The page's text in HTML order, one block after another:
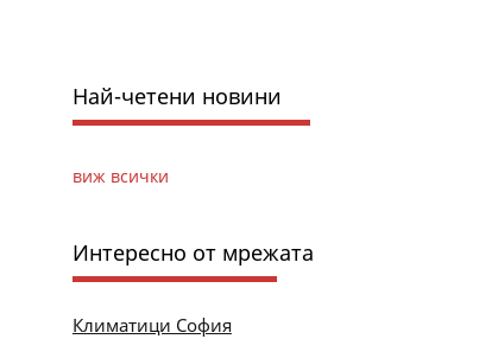
Най-четени новини
виж всички
Интересно от мрежата
Климатици София